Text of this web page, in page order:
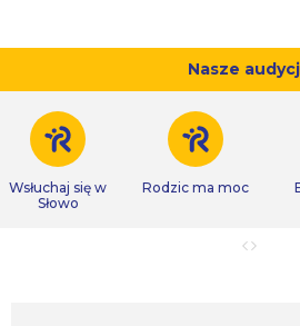
Nasze
Wsłuchaj się w
Słowo
Rodzic ma moc